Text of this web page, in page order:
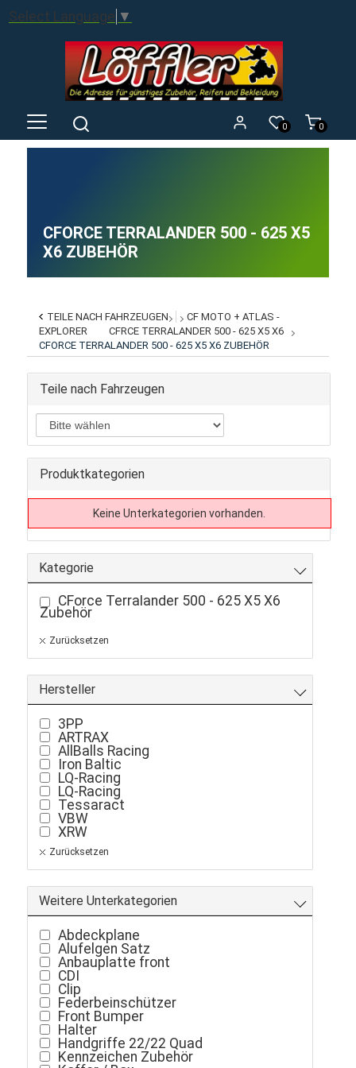
Select Language ▼
0
0
CFORCE TERRALANDER 500 - 625 X5
X6 ZUBEHÖR
TEILE NACH FAHRZEUGEN
CF MOTO + ATLAS -
EXPLORER
CFRCE TERRALANDER 500 - 625 X5 X6
CFORCE TERRALANDER 500 - 625 X5 X6 ZUBEHÖR
Teile nach Fahrzeugen
Produktkategorien
Keine Unterkategorien vorhanden.
Kategorie
CForce Terralander 500 - 625 X5 X6
Zubehör
Zurücksetzen
Hersteller
3PP
ARTRAX
AllBalls Racing
Iron Baltic
LQ-Racing
LQ-Racing
Tessaract
VBW
XRW
Zurücksetzen
Weitere Unterkategorien
Abdeckplane
Alufelgen Satz
Anbauplatte front
CDI
Clip
Federbeinschützer
Front Bumper
Halter
Handgriffe 22/22 Quad
Kennzeichen Zubehör